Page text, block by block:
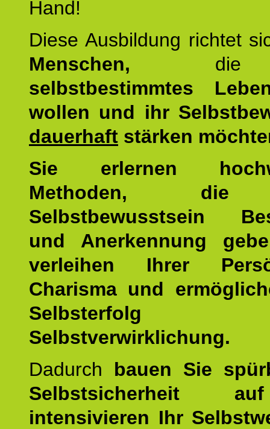
Hand!
Diese Ausbildung richtet
Menschen,
selbstbestimmtes
wollen und ihr
dauerhaft stärken
Sie erlernen
Methoden, die
Selbstbewusstsein
und Anerkennung
verleihen Ihrer
Charisma und
Selbstverwirklichung.
Dadurch bauen Sie
Selbstsicherheit
intensivieren Ihr